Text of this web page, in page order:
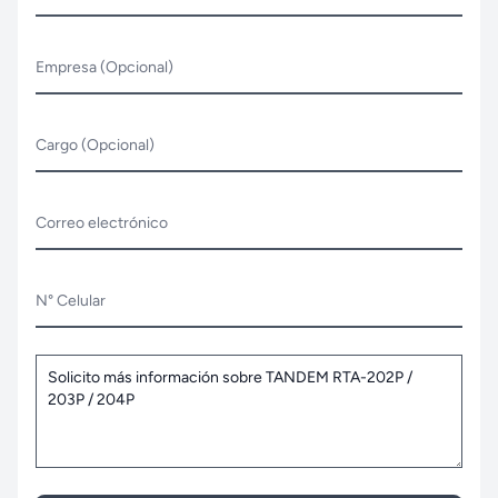
Empresa (Opcional)
Cargo (Opcional)
Correo electrónico
N° Celular